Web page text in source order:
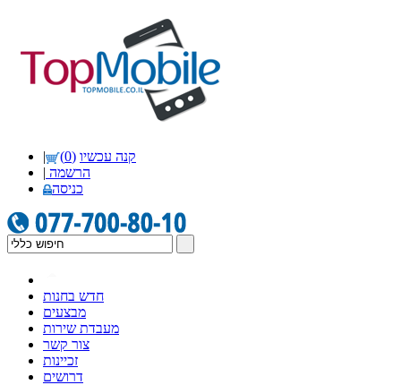
| קנה עכשיו (0)
| הרשמה
כניסה
חדש בחנות
מבצעים
מעבדת שירות
צור קשר
זכיינות
דרושים